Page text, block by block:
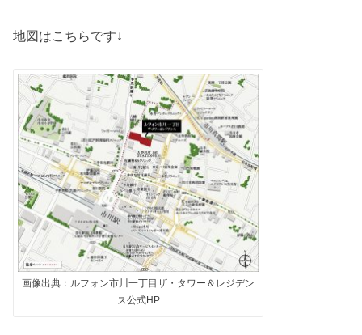
地図はこちらです↓
画像出典：ルフォン市川一丁目ザ・タワー＆レジデン
ス公式HP